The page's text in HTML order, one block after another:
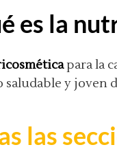
es la
para la
saludable y joven
las